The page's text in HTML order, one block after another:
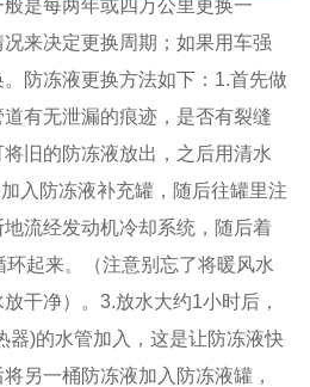
是每两年或四万公里更换一
来决定更换周期；如果用车强
防冻液更换方法如下：1.首先做
有无泄漏的痕迹，是否有裂缝
旧的防冻液放出，之后用清水
入防冻液补充罐，随后往罐里注
流经发动机冷却系统，随后着
起来。（注意别忘了将暖风水
干净）。3.放水大约1小时后，
器)的水管加入，这是让防冻液快
另一桶防冻液加入防冻液罐，